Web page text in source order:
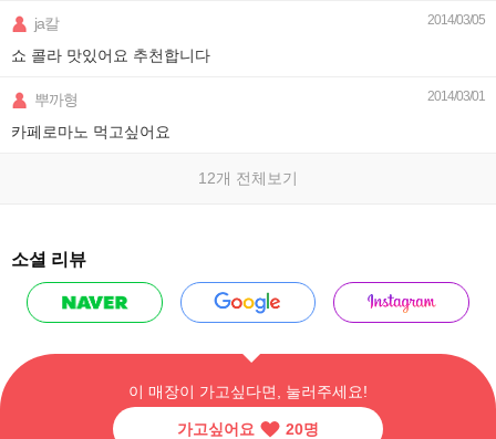
ja칼 2014/03/05
쇼 콜라 맛있어요 추천합니다
뿌까형 2014/03/01
카페로마노 먹고싶어요
12개 전체보기
소셜 리뷰
이 매장이 가고싶다면, 눌러주세요!
가고싶어요 20명